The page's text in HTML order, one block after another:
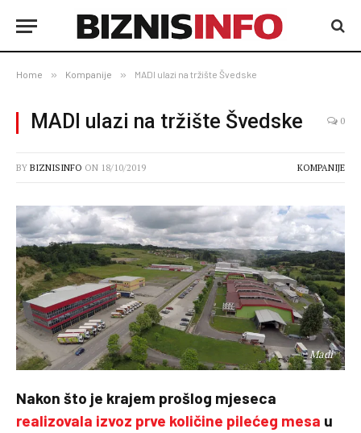
Home » Kompanije » MADI ulazi na tržište Švedske
MADI ulazi na tržište Švedske 0
BY BIZNISINFO ON 18/10/2019 KOMPANIJE
Madi
Nakon što je krajem prošlog mjeseca
realizovala izvoz prve količine pilećeg mesa u